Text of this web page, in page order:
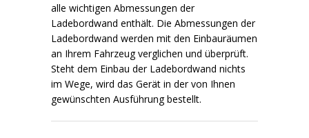
alle wichtigen Abmessungen der
Ladebordwand enthält. Die Abmessungen der
Ladebordwand werden mit den Einbauräumen
an Ihrem Fahrzeug verglichen und überprüft.
Steht dem Einbau der Ladebordwand nichts
im Wege, wird das Gerät in der von Ihnen
gewünschten Ausführung bestellt.